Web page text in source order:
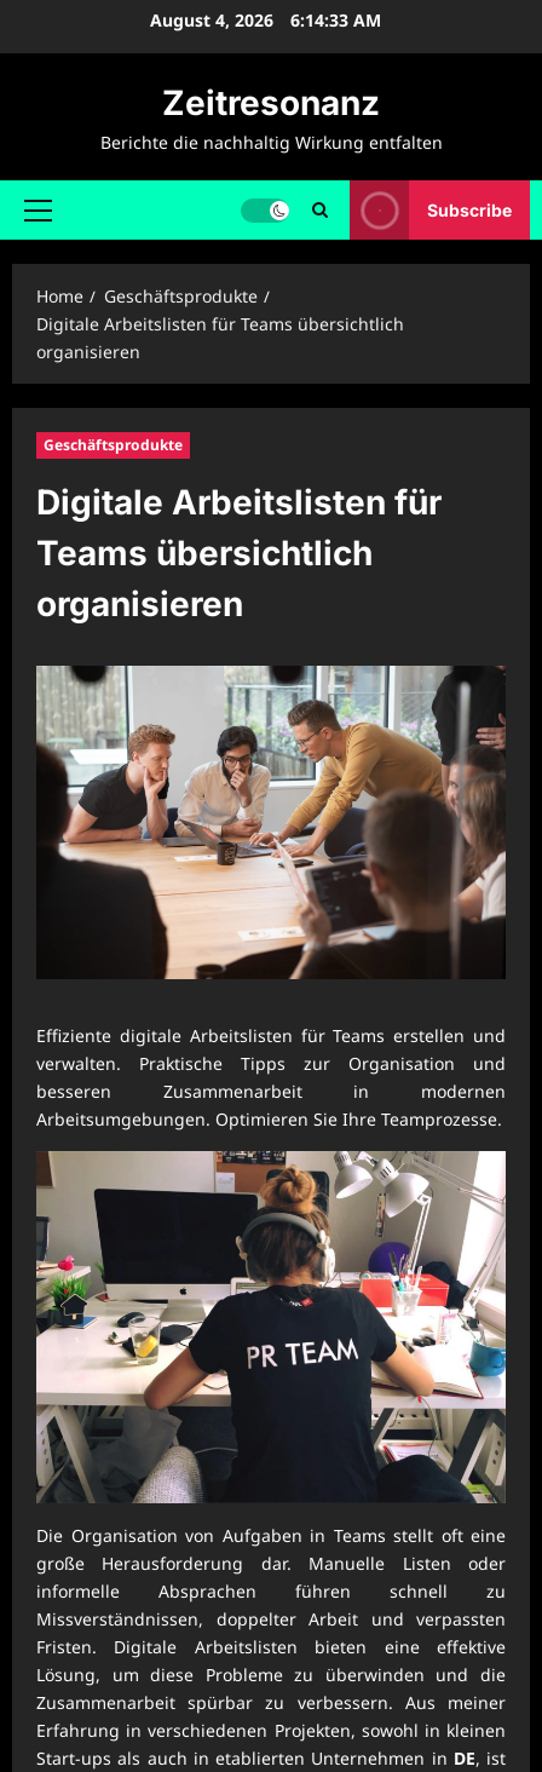
August 4, 2026 6:14:34 AM
Zeitresonanz
Berichte die nachhaltig Wirkung entfalten
Primary
Subscribe
Home
Geschäftsprodukte
Digitale Arbeitslisten für Teams übersichtlich
organisieren
Geschäftsprodukte
Digitale Arbeitslisten für
Teams übersichtlich
organisieren
Effiziente digitale Arbeitslisten für Teams erstellen und
verwalten. Praktische Tipps zur Organisation und
besseren Zusammenarbeit in modernen
Arbeitsumgebungen. Optimieren Sie Ihre Teamprozesse.
Die Organisation von Aufgaben in Teams stellt oft eine
große Herausforderung dar. Manuelle Listen oder
informelle Absprachen führen schnell zu
Missverständnissen, doppelter Arbeit und verpassten
Fristen. Digitale Arbeitslisten bieten eine effektive
Lösung, um diese Probleme zu überwinden und die
Zusammenarbeit spürbar zu verbessern. Aus meiner
Erfahrung in verschiedenen Projekten, sowohl in kleinen
Start-ups als auch in etablierten Unternehmen in DE, ist